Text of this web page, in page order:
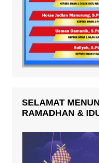
SELAMAT
RAMADHAN &